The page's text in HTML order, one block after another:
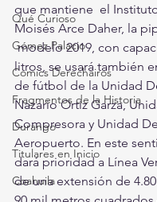
Qué Curioso
Gómez Palacio
Comics Derechairos
Fragmentos de la Historia
Durango
Titulares en Inicio
Coahuila
que mantiene  el
Moisés Arce Daher, la
modelo 2019, con
litros, se usará también
de fútbol de la Unidad
Nazario Ortiz Garza,
Compresora y Unidad
Aeropuerto. En este
dará prioridad a Línea
de una extensión de